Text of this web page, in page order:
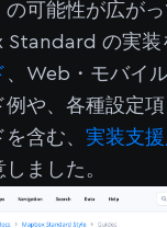
の可能性が広が
Standard の実装
、Web・モバイ
例や、各種設定
含む、 実装支
ました。